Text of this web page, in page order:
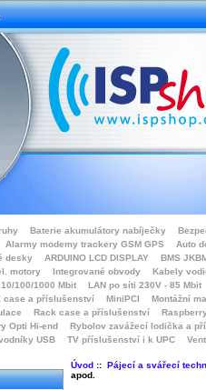
Baterie akumulátory nabíječky
Alarmy modemy trackery GSM GPS Auto
desky
ARDUINO LCD DISPLAY BMS
motory
Integrované obvody Kabely
100/1000 Mbit LAN po síti 230V - 85 Mbit
case a příslušenství MiniPCI Montážní
Rack case a příslušenství
Opti Hi-end Rybolov zavážecí lodička a
USB
TV příslušenství i k UPC
Úvod:: Pájecí a svářecí
apod.